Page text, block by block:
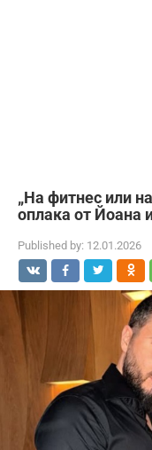
„На фитнес или
оплака от Йоана
Published by: 12.01.2026